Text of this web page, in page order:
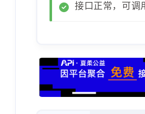
接口正常，可调